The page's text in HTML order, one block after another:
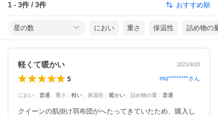
1 - 3件 / 3件 おすすめ順
星の数 におい 重さ 保温性 詰め物の
軽くて暖かい 2021/9/20
5 miz********さん
におい ： 普通 重さ ： 軽い 保温性 ： 暖かい 詰め物の量 ： 普通
クイーンの肌掛け羽布団がへたってきていたため、購入し